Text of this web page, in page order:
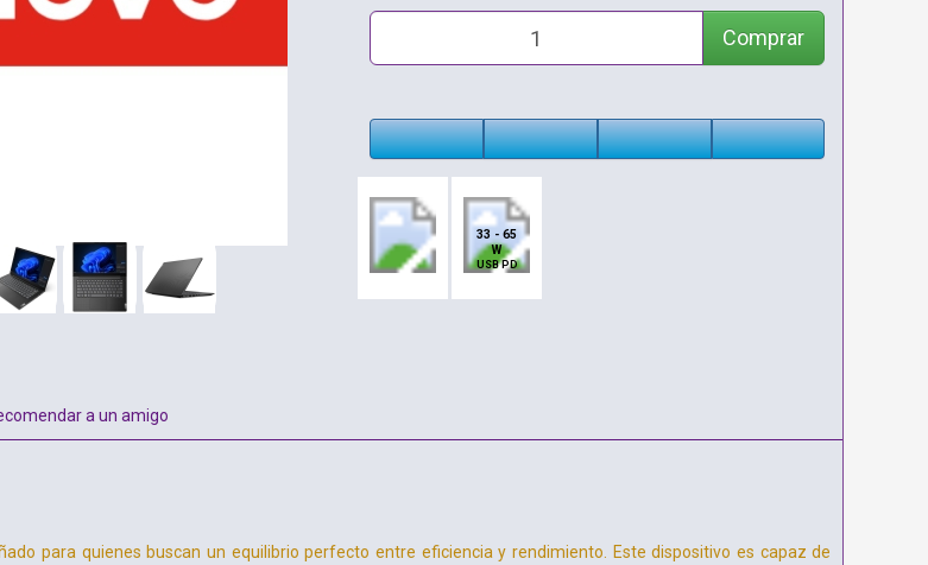
Comprar
33 - 65
W
USB PD
a un amigo
para quienes buscan un equilibrio perfecto entre eficiencia y rendimiento. Este dispositivo es capaz de